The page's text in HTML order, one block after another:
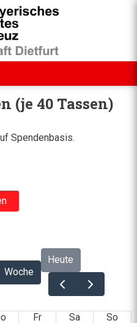
(je 40 Tassen)
Spendenbasis.
Woche
Heute
Fr Sa
So